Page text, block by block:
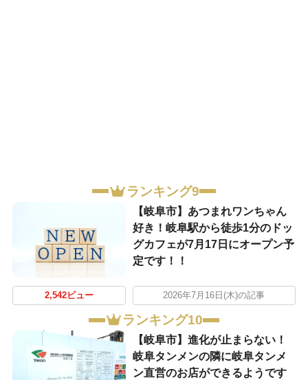
ランキング9
【岐阜市】あつまれワンちゃん
好き！岐阜駅から徒歩1分のドッ
グカフェが7月17日にオープン予
定です！！
2,542ビュー 2026年7月16日(木)の記事
ランキング10
【岐阜市】進化が止まらない！
岐阜タンメンの隣に岐阜タンメ
ン直営のお店ができるようです